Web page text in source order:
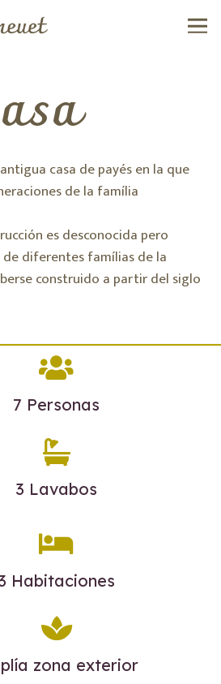
casa de payés en la que
de la família
es desconocida pero
diferentes famílias de la
construido a partir del siglo
7 Personas
3 Lavabos
Habitaciones
zona exterior